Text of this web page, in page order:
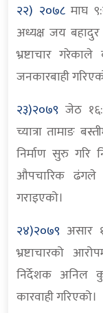
२२) २०७८माघ
अध्यक्ष जय
भ्रष्टाचार
जनकारबाही
२३)२०७९ जेठ
च्यात्रा तामाङ
निर्माण सुरु गरि
औपचारिक ढंगले
गराइएको।
२४)२०७९ असार
भ्रष्टाचारको
निर्देशक अनिल
कारवाही गरिएको।